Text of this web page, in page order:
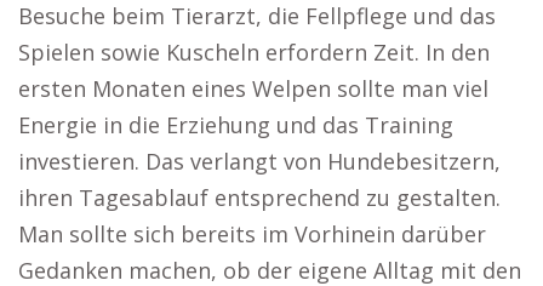
Besuche beim Tierarzt, die Fellpflege und das
Spielen sowie Kuscheln erfordern Zeit. In den
ersten Monaten eines Welpen sollte man viel
Energie in die Erziehung und das Training
investieren. Das verlangt von Hundebesitzern,
ihren Tagesablauf entsprechend zu gestalten.
Man sollte sich bereits im Vorhinein darüber
Gedanken machen, ob der eigene Alltag mit den